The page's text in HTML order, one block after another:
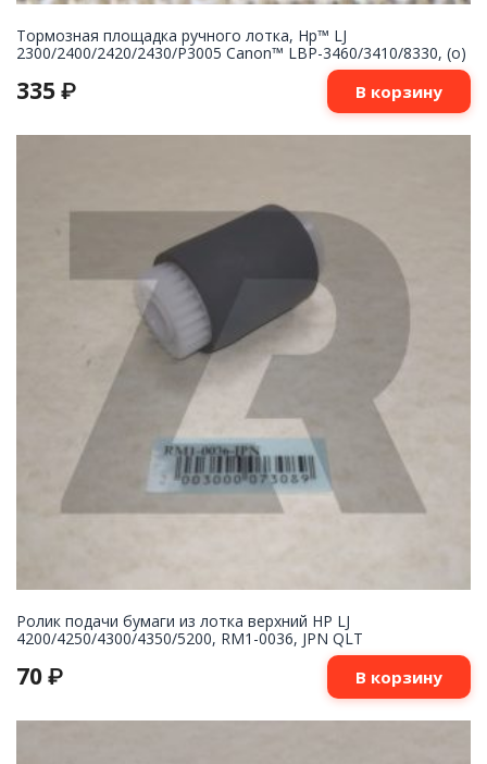
Тормозная площадка ручного лотка, Hp™ LJ
2300/2400/2420/2430/P3005 Canon™ LBP-3460/3410/8330, (о)
335 ₽ В корзину
Ролик подачи бумаги из лотка верхний HP LJ
4200/4250/4300/4350/5200, RM1-0036, JPN QLT
70 ₽ В корзину